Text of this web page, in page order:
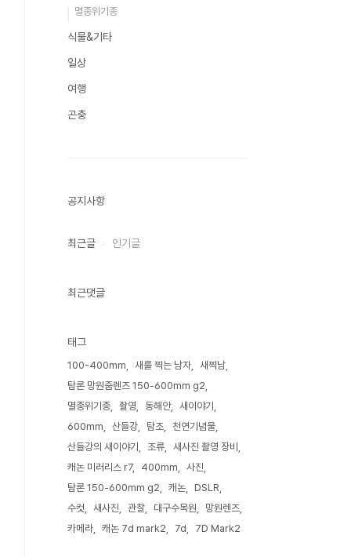
멸종위기종
식물&기타
일상
여행
곤충
공지사항
최근글 인기글
최근댓글
태그
100-400mm 새를 찍는 남자
새찍남
탐론 망원줌렌즈 150-600mm g2
멸종위기종
촬영 동해안
새이야기
600mm
산들강 탐조
천연기념물
산들강의 새이야기
조류
새사진 촬영 장비
캐논 미러리스 r7
400mm
사진
탐론 150-600mm g2
캐논
DSLR
수컷
새사진 관찰 대구수목원
망원렌즈
카메라
캐논 7d mark2 7d 7D Mark2